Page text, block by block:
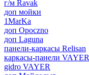
г/м Ravak
доп мойки
1MarKa
доп Opoczno
доп Laguna
панели-каркасы Relisan
каркасы-панели VAYER
gidro VAYER